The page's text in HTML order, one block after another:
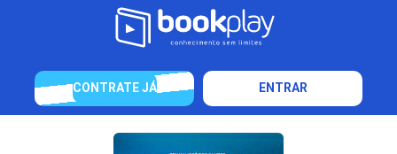
CONTRATE JÁ ENTRAR